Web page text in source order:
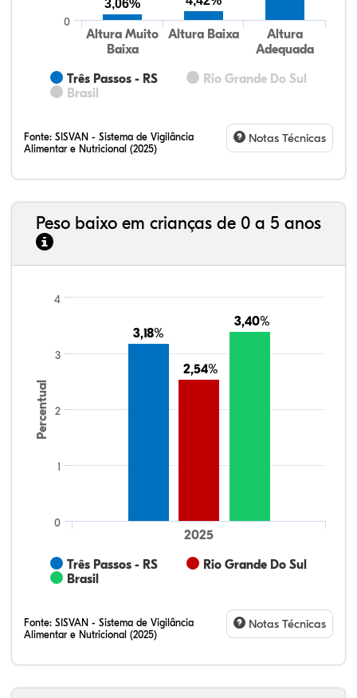
Três Passos - RS
Rio Grande Do Sul
Brasil
Altura Muito
Baixa
Altura Baixa
Altura
Adequada
0
3,06%
Fonte: SISVAN - Sistema de Vigilância
Alimentar e Nutricional (2025)
Notas Técnicas
Peso baixo em crianças de 0 a 5 anos
Percentual
3,18%
3,18%
2,54%
2,54%
3,40%
3,40%
Três Passos - RS
Rio Grande Do Sul
Brasil
2025
0
1
2
3
4
Fonte: SISVAN - Sistema de Vigilância
Alimentar e Nutricional (2025)
Notas Técnicas